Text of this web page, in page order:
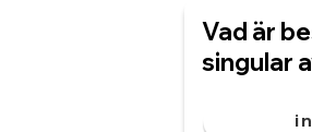
Vad är
singular